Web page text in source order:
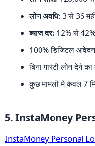
लोन अवधि: 3 से 36
ब्याज दर: 12% से 42%
100% डिजिटल आवेदन
बिना गारंटी लोन देने का
कुछ मामलों में केवल 7
5. InstaMoney
InstaMoney Personal